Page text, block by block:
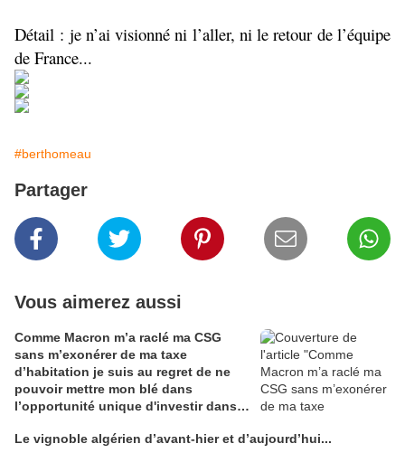
Détail : je n’ai visionné ni l’aller, ni le retour de l’équipe
de France...
#berthomeau
Partager
Vous aimerez aussi
Comme Macron m’a raclé ma CSG
sans m’exonérer de ma taxe
d’habitation je suis au regret de ne
pouvoir mettre mon blé dans
l’opportunité unique d'investir dans
Alain Edouard
Le vignoble algérien d’avant-hier et d’aujourd’hui...